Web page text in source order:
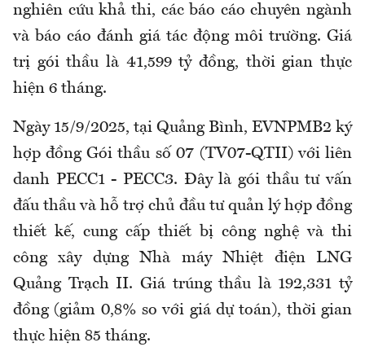
nghiên cứu khả thi, các báo cáo chuyên ngành
và báo cáo đánh giá tác động môi trường. Giá
trị gói thầu là 41,599 tỷ đồng, thời gian thực
hiện 6 tháng.
Ngày 15/9/2025, tại Quảng Bình, EVNPMB2 ký
hợp đồng Gói thầu số 07 (TV07-QTII) với liên
danh PECC1 - PECC3. Đây là gói thầu tư vấn
đấu thầu và hỗ trợ chủ đầu tư quản lý hợp đồng
thiết kế, cung cấp thiết bị công nghệ và thi
công xây dựng Nhà máy Nhiệt điện LNG
Quảng Trạch II. Giá trúng thầu là 192,331 tỷ
đồng (giảm 0,8% so với giá dự toán), thời gian
thực hiện 85 tháng.